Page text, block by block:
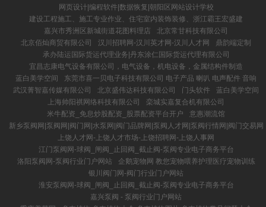
网页设计|编程软件|数据恢复|朝阳区网站设计学校
建设工程施工、施工专业作业、住宅室内装饰装修、浙江霸王宏盛建
嘉兴市秀洲区新城街道花图料理店
北京常甘科技有限公司
北京佰灿商贸有限公司
汉川招聘网-汉川英才网-汉川人才网
鼎韵端定制
承办陆运国际货运代理业务|丹东涂仁国际货运代理有限公司
宜昌志康电气设备有限公司，电气设备，机电设备，金属结构件制造
蓝白美学空间
东莞市喜一贝电子科技有限公司 电子产品 喇叭 电声配件 音响
武汉菁智嘉传媒有限公司
北京盛伟达科技有限公司 门头软件
蓝白美学空间
上海帅阳祺网络科技有限公司
栾城实嘉复合机有限公司
米牛配资_免息炒股配资_股票配资平台开户
意惠潮流馆
新乡泵阀网|泵阀网|阀门网|水泵网|阀门品牌网|泵阀人才网|泵阀行情网|阀门交易网
上饶人才网-上饶人才市场-上饶招聘网-上饶人事网
江门泵阀网-球阀_闸阀_止回阀_截止阀-泵阀专业电子商务平台
洛阳泵阀网-泵阀行业门户网站
企鹅宠物网 教您宠物喂养护理医疗宠物训练
银川阀门网-阀门行业门户网站
淮安泵阀网-球阀_闸阀_止回阀_截止阀-泵阀专业电子商务平台
嘉兴泵阀 - 泵阀行业门户网站